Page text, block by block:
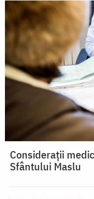
Considerații
Sfântului Maslu